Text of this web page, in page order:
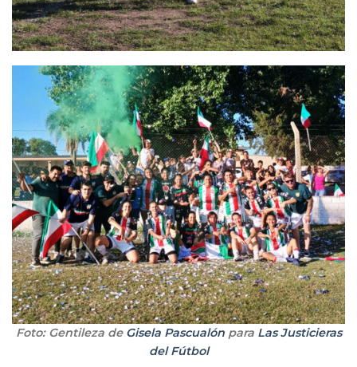
Foto: Gentileza de Gisela Pascualónpara Las Justicieras
del Fútbol